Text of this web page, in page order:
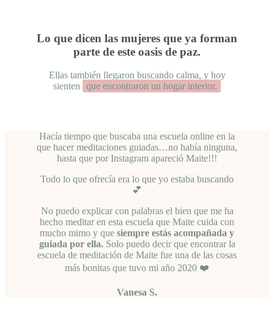
Lo que dicen las mujeres que ya forman
parte de este oasis de paz.
Ellas también llegaron buscando calma, y hoy
sienten
que encontraron un hogar interior.
Hacía tiempo que buscaba una escuela online en la
que hacer meditaciones guiadas…no había ninguna,
hasta que por Instagram apareció Maite!!!
Todo lo que ofrecía era lo que yo estaba buscando
💕
No puedo explicar con palabras el bien que me ha
hecho meditar en esta escuela que Maite cuida con
mucho mimo y que siempre estás acompañada y
guiada por ella.Solo puedo decir que encontrar la
escuela de meditación de Maite fue una de las cosas
más bonitas que tuvo mi año 2020 ❤️
Vanesa S.